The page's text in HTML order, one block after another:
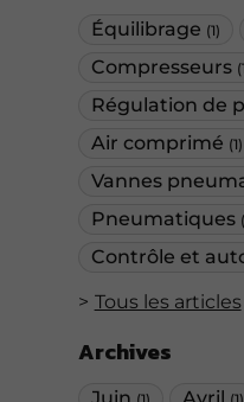
Équilibrage (1)
Compresseurs
Régulation de
Air comprimé (1)
Vannes
Pneumatiques
Contrôle et
Tous les articles
Archives